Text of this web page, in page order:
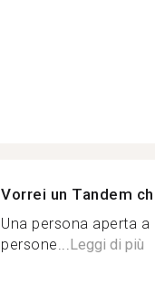
Vorrei un Tandem
Una persona aperta
persone...Leggi di più